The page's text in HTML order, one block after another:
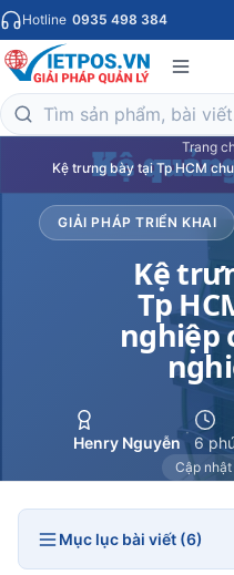
Hotline 0935 498 384
Trang
Kệ trưng bày tại Tp HCM
GIẢI PHÁP TRIỂN KHAI
Kệ
Tp
nghiệp
Henry Nguyễn
·
6
Cập
Mục lục bài viết (6)